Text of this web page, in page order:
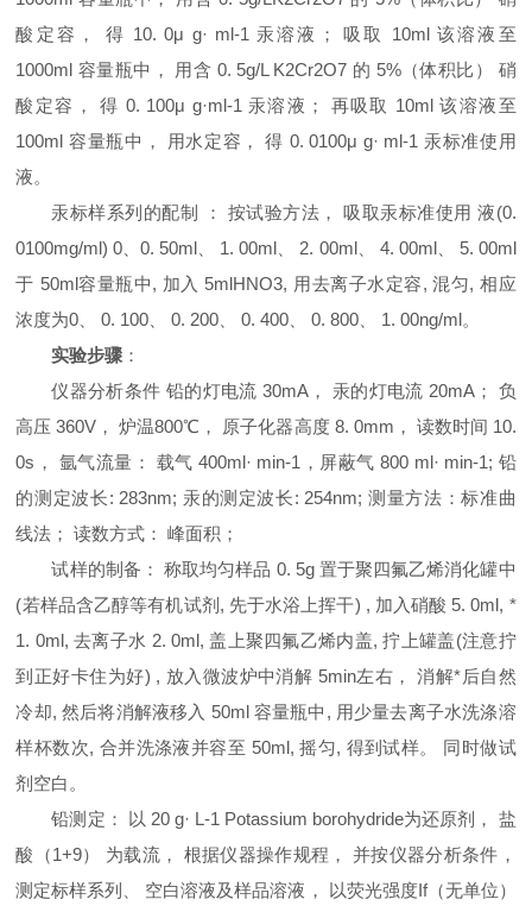
酸定容， 得 10. 0μ g· ml-1 汞溶液； 吸取 10ml 该溶液至
1000ml 容量瓶中， 用含 0. 5g/L K2Cr2O7 的 5%（体积比） 硝
酸定容， 得 0. 100μ g·ml-1 汞溶液； 再吸取 10ml 该溶液至
100ml 容量瓶中， 用水定容， 得 0. 0100μ g· ml-1 汞标准使用
液。
汞标样系列的配制 ： 按试验方法， 吸取汞标准使用 液(0.
0100mg/ml) 0、0. 50ml、 1. 00ml、 2. 00ml、 4. 00ml、 5. 00ml
于 50ml容量瓶中, 加入 5mlHNO3, 用去离子水定容, 混匀, 相应
浓度为0、 0. 100、 0. 200、 0. 400、 0. 800、 1. 00ng/ml。
实验步骤 ：
仪器分析条件 铅的灯电流 30mA， 汞的灯电流 20mA； 负
高压 360V， 炉温800℃， 原子化器高度 8. 0mm， 读数时间 10.
0s， 氩气流量： 载气 400ml· min-1，屏蔽气 800 ml· min-1; 铅
的测定波长: 283nm; 汞的测定波长: 254nm; 测量方法：标准曲
线法； 读数方式： 峰面积；
试样的制备： 称取均匀样品 0. 5g 置于聚四氟乙烯消化罐中
(若样品含乙醇等有机试剂, 先于水浴上挥干) , 加入硝酸 5. 0ml, *
1. 0ml, 去离子水 2. 0ml, 盖上聚四氟乙烯内盖, 拧上罐盖(注意拧
到正好卡住为好) , 放入微波炉中消解 5min左右， 消解*后自然
冷却, 然后将消解液移入 50ml 容量瓶中, 用少量去离子水洗涤溶
样杯数次, 合并洗涤液并容至 50ml, 摇匀, 得到试样。 同时做试
剂空白。
铅测定： 以 20 g· L-1 Potassium borohydride为还原剂， 盐
酸（1+9） 为载流， 根据仪器操作规程， 并按仪器分析条件，
测定标样系列、 空白溶液及样品溶液， 以荧光强度If（无单位）